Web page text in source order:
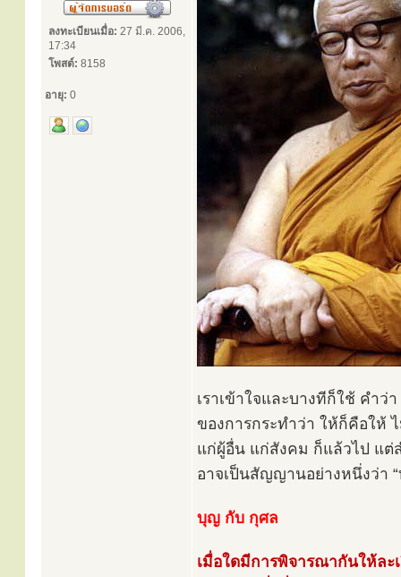
ลงทะเบียนเมื่อ: 27 มี.ค. 2006,
17:34
โพสต์: 8158
อายุ: 0
เราเข้าใจและบางทีก็ใช้ คำ
ของการกระทำว่า ให้ก็คือให้
แก่ผู้อื่น แก่สังคม ก็แล้วไป แต่
อาจเป็นสัญญานอย่างหนึ่งว่า
บุญ กับ กุศล
เมื่อใดมีการพิจารณากันให้ละ